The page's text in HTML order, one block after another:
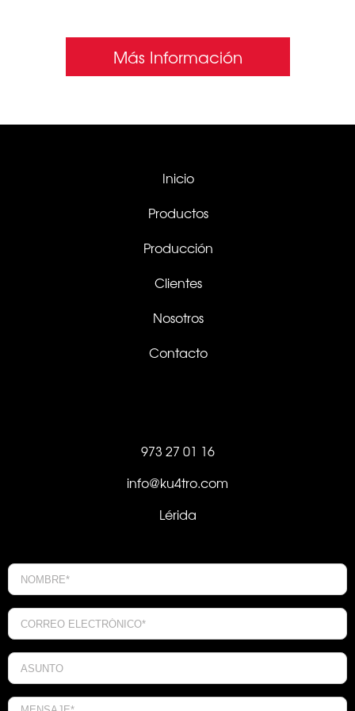
Más Información
Inicio
Productos
Producción
Clientes
Nosotros
Contacto
973 27 01 16
info@ku4tro.com
Lérida